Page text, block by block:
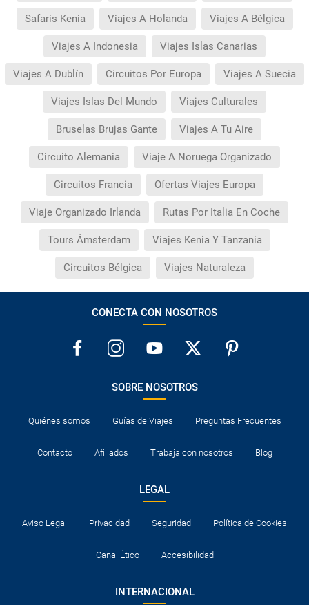
Safaris Kenia Viajes A Holanda Viajes A Bélgica
Viajes A Indonesia Viajes Islas Canarias
Viajes A Dublín Circuitos Por Europa Viajes A Suecia
Viajes Islas Del Mundo Viajes Culturales
Bruselas Brujas Gante Viajes A Tu Aire
Circuito Alemania Viaje A Noruega Organizado
Circuitos Francia Ofertas Viajes Europa
Viaje Organizado Irlanda Rutas Por Italia En Coche
Tours Ámsterdam Viajes Kenia Y Tanzania
Circuitos Bélgica Viajes Naturaleza
CONECTA CON NOSOTROS
SOBRE NOSOTROS
Quiénes somos Guías de Viajes Preguntas Frecuentes
Contacto Afiliados Trabaja con nosotros Blog
LEGAL
Aviso Legal Privacidad Seguridad Política de Cookies
Canal Ético Accesibilidad
INTERNACIONAL